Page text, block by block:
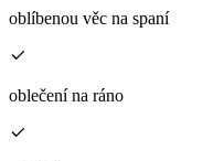
oblíbenou věc na spaní
oblečení na ráno